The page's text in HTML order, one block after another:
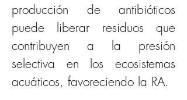
producción de antibióticos
puede liberar residuos que
contribuyen a la presión
selectiva en los ecosistemas
acuáticos, favoreciendo la RA.